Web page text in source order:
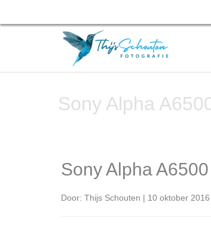
Sony Alpha
Sony Alpha
Door: Thijs Schouten | 10 oktober 2016